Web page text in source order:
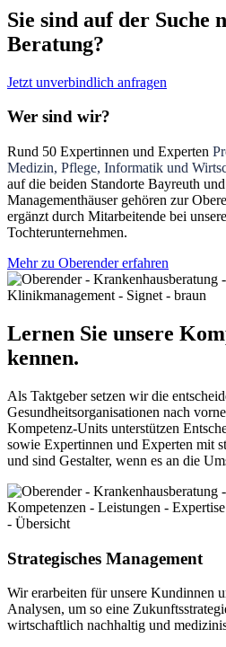
Sie sind auf der Suche
Beratung?
Jetzt unverbindlich anfragen
Wer sind wir?
Rund 50 Expertinnen und Experten
Medizin, Pflege, Informatik und
auf die beiden Standorte Bayreuth
Managementhäuser gehören zur
ergänzt durch Mitarbeitende bei
Tochterunternehmen.
Mehr zu Oberender erfahren
Lernen Sie unsere
kennen.
Als Taktgeber setzen wir die
Gesundheitsorganisationen nach
Kompetenz-Units unterstützen
sowie Expertinnen und Experten mit
und sind Gestalter, wenn es an die
Strategisches Management
Wir erarbeiten für unsere Kundinnen
Analysen, um so eine
wirtschaftlich nachhaltig und